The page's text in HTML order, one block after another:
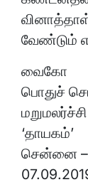
வேண்டும்
வைகோ
பொதுச்
‘தாயகம்’
சென்னை –